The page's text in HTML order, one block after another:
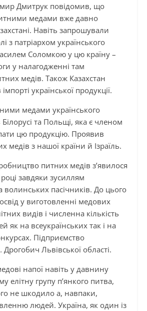
Дмитрук повідомив, що
медами вже давно
Навіть запрошували
з патріархом українського
Соломкою у цю країну –
у налагодженні там
медів. Також Казахстан
української продукції.
медами українського
та Польщі, яка є членом
цю продукцію. Проявив
медів з нашої країни й Ізраїль.
питних медів з’явилося
завдяки зусиллям
волинських пасічників. До цього
у виготовленні медових
видів і численна кількість
як на всеукраїнських так і на
Підприємство
Львівської області.
напої навіть у давнину
елітну групу п’янкого питва,
не шкодило а, навпаки,
людей. Україна, як один із